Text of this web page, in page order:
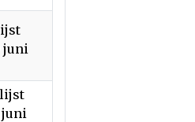
juni
juni